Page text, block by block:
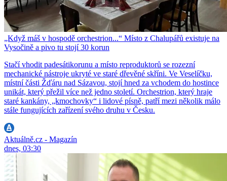
„Když máš v hospodě orchestrion...“ Místo z Chalupářů existuje na
Vysočině a pivo tu stojí 30 korun
Stačí vhodit padesátikorunu a místo reproduktorů se rozezní
mechanické nástroje ukryté ve staré dřevěné skříni. Ve Veselíčku,
místní části Žďáru nad Sázavou, stojí hned za vchodem do hostince
unikát, který přežil více než jedno století. Orchestrion, který hraje
staré kankány, „kmochovky“ i lidové písně, patří mezi několik málo
stále fungujících zařízení svého druhu v Česku.
Aktuálně.cz - Magazín
dnes, 03:30